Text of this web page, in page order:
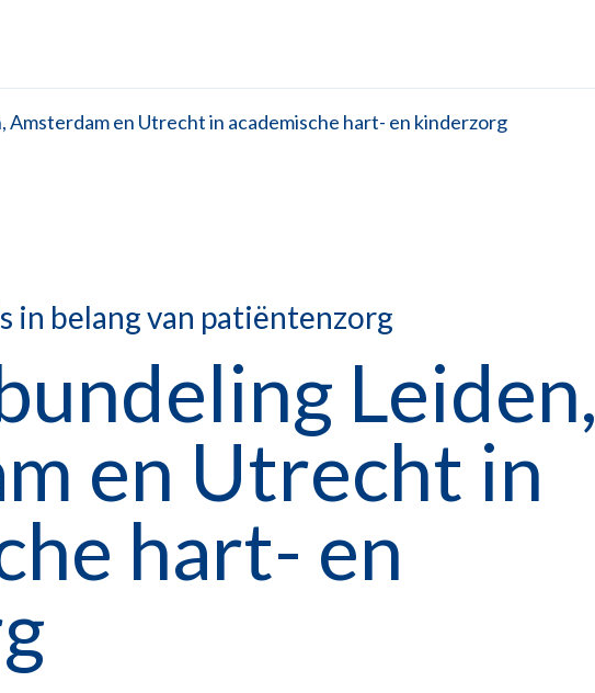
en Utrecht in academische hart- en kinderzorg
in belang van patiëntenzorg
Leiden,
en Utrecht in
hart- en